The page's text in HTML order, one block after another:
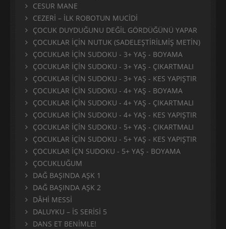
CESUR MANE
CEZERİ – İLK ROBOTUN MUCİDİ
ÇOCUK DUYDUĞUNU DEĞİL GÖRDÜĞÜNÜ YAPAR
ÇOCUKLAR İÇİN NUTUK (SADELEŞTİRİLMİŞ METİN)
ÇOCUKLAR İÇİN SUDOKU - 3+ YAŞ - BOYAMA
ÇOCUKLAR İÇİN SUDOKU - 3+ YAŞ - ÇIKARTMALI
ÇOCUKLAR İÇİN SUDOKU - 3+ YAŞ - KES YAPIŞTIR
ÇOCUKLAR İÇİN SUDOKU - 4+ YAŞ - BOYAMA
ÇOCUKLAR İÇİN SUDOKU - 4+ YAŞ - ÇIKARTMALI
ÇOCUKLAR İÇİN SUDOKU - 4+ YAŞ - KES YAPIŞTIR
ÇOCUKLAR İÇİN SUDOKU - 5+ YAŞ - ÇIKARTMALI
ÇOCUKLAR İÇİN SUDOKU - 5+ YAŞ - KES YAPIŞTIR
ÇOCUKLAR İÇN SUDOKU - 5+ YAŞ - BOYAMA
ÇOCUKLUĞUM
DAĞ BAŞINDA AŞK 1
DAĞ BAŞINDA AŞK 2
DÂHİ MESSİ
DALUYKU – İS SERİSİ 5
DANS ET BENİMLE!